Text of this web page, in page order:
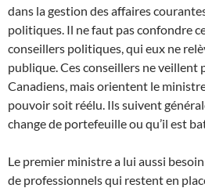
dans la gestion des affaires
politiques. Il ne faut pas confondre
conseillers politiques, qui eux ne
publique. Ces conseillers ne veillent
Canadiens, mais orientent le
pouvoir soit réélu. Ils suivent
change de portefeuille ou qu’il est
Le premier ministre a lui aussi
de professionnels qui restent en